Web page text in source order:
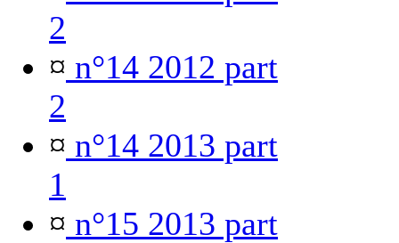
2
¤ n°14 2012 part
2
¤ n°14 2013 part
1
¤ n°15 2013 part